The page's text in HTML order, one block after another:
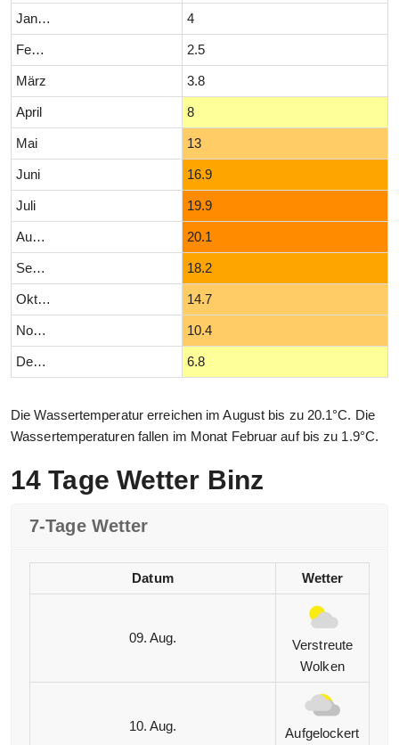
Januar 4
Februar 2.5
März 3.8
April 8
Mai 13
Juni 16.9
Juli 19.9
August 20.1
September 18.2
Oktober 14.7
November 10.4
Dezember 6.8
Die Wassertemperatur erreichen im August bis zu 20.1°C. Die
Wassertemperaturen fallen im Monat Februar auf bis zu 1.9°C.
14 Tage Wetter Binz
7-Tage Wetter
Datum Wetter
09. Aug.
Verstreute
Wolken
10. Aug.
Aufgelockert